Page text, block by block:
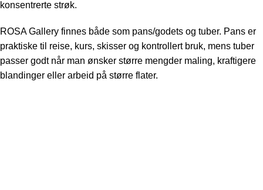
konsentrerte strøk.
ROSA Gallery finnes både som pans/godets og tuber. Pans er
praktiske til reise, kurs, skisser og kontrollert bruk, mens tuber
passer godt når man ønsker større mengder maling, kraftigere
blandinger eller arbeid på større flater.